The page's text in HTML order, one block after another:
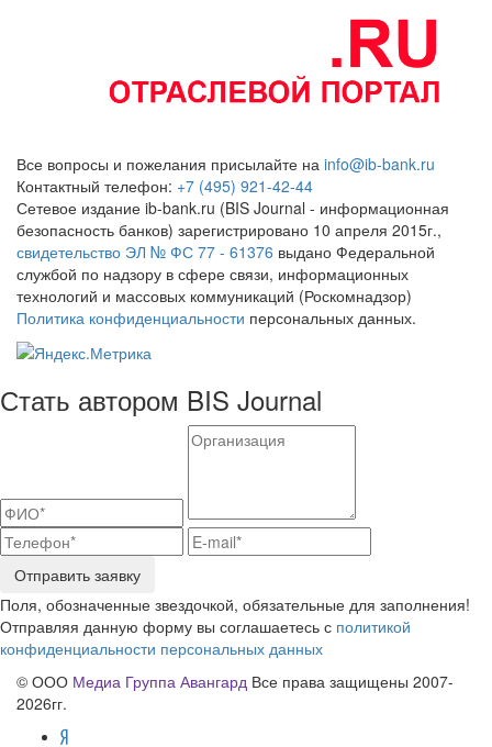
Все вопросы и пожелания присылайте на info@ib-bank.ru
Контактный телефон: +7 (495) 921-42-44
Сетевое издание ib-bank.ru (BIS Journal - информационная
безопасность банков) зарегистрировано 10 апреля 2015г.,
свидетельство ЭЛ № ФС 77 - 61376 выдано Федеральной
службой по надзору в сфере связи, информационных
технологий и массовых коммуникаций (Роскомнадзор)
Политика конфиденциальности персональных данных.
Стать автором BIS Journal
Отправить заявку
Поля, обозначенные звездочкой, обязательные для заполнения!
Отправляя данную форму вы соглашаетесь с политикой
конфиденциальности персональных данных
© ООО Медиа Группа Авангард Все права защищены 2007-
2026гг.